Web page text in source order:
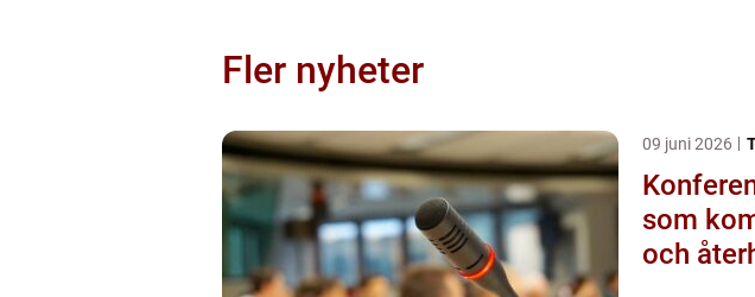
Fler nyheter
09 juni 2026
som
och